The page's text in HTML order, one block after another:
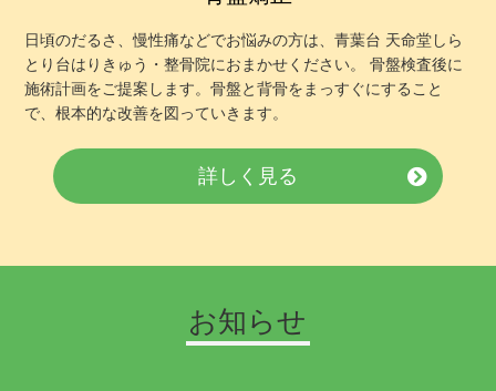
日頃のだるさ、慢性痛などでお悩みの方は、青葉台 天命堂しら
とり台はりきゅう・整骨院におまかせください。 骨盤検査後に
施術計画をご提案します。骨盤と背骨をまっすぐにすること
で、根本的な改善を図っていきます。
詳しく見る
お知らせ